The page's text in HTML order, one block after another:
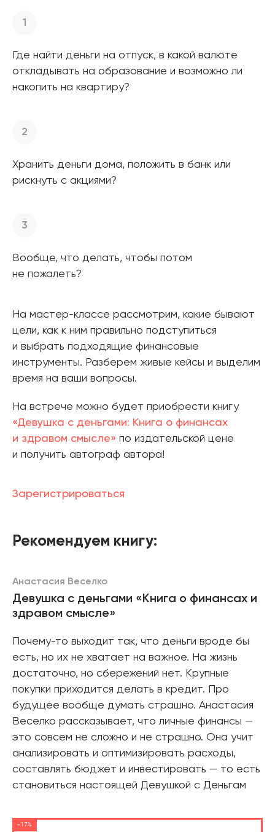
Где найти деньги на отпуск, в какой валюте
откладывать на образование и возможно ли
накопить на квартиру?
Хранить деньги дома, положить в банк или
рискнуть с акциями?
Вообще, что делать, чтобы потом
не пожалеть?
На мастер-классе рассмотрим, какие бывают
цели, как к ним правильно подступиться
и выбрать подходящие финансовые
инструменты. Разберем живые кейсы и выделим
время на ваши вопросы.
На встрече можно будет приобрести книгу
«Девушка с деньгами: Книга о финансах
и здравом смысле» по издательской цене
и получить автограф автора!
Зарегистрироваться
Рекомендуем книгу:
Анастасия Веселко
Девушка с деньгами «Книга о финансах и
здравом смысле»
Почему-то выходит так, что деньги вроде бы
есть, но их не хватает на важное. На жизнь
достаточно, но сбережений нет. Крупные
покупки приходится делать в кредит. Про
будущее вообще думать страшно. Анастасия
Веселко рассказывает, что личные финансы —
это совсем не сложно и не страшно. Она учит
анализировать и оптимизировать расходы,
составлять бюджет и инвестировать — то есть
становиться настоящей Девушкой с Деньгам
-17%